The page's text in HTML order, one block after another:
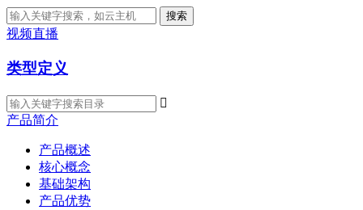
搜索
视频直播
类型定义

产品简介
产品概述
核心概念
基础架构
产品优势